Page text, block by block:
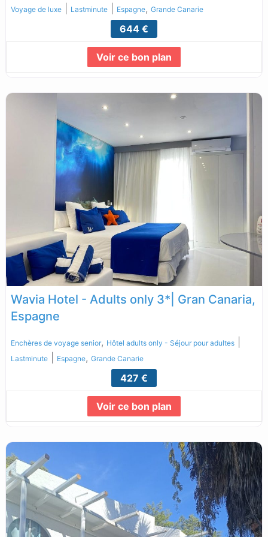
Voyage de luxe| Lastminute| Espagne, Grande Canarie
644 €
Voir ce bon plan
Lire la suite...
Wavia Hotel - Adults only 3*| Gran Canaria,
Espagne
Enchères de voyage senior, Hôtel adults only - Séjour pour adultes|
Lastminute| Espagne, Grande Canarie
427 €
Voir ce bon plan
Lire la suite...